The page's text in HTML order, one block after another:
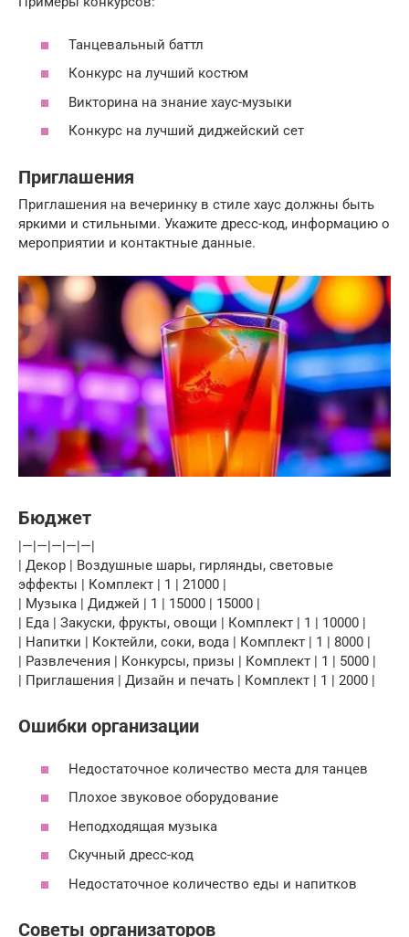
Танцевальный баттл
Конкурс на лучший костюм
Викторина на знание хаус-музыки
Конкурс на лучший диджейский сет
Приглашения
Приглашения на вечеринку в стиле хаус должны быть
яркими и стильными. Укажите дресс-код, информацию о
мероприятии и контактные данные.
Бюджет
|—|—|—|—|—|
| Декор | Воздушные шары, гирлянды, световые
эффекты | Комплект | 1 | 21000 |
| Музыка | Диджей | 1 | 15000 | 15000 |
| Еда | Закуски, фрукты, овощи | Комплект | 1 | 10000 |
| Напитки | Коктейли, соки, вода | Комплект | 1 | 8000 |
| Развлечения | Конкурсы, призы | Комплект | 1 | 5000 |
| Приглашения | Дизайн и печать | Комплект | 1 | 2000 |
Ошибки организации
Недостаточное количество места для танцев
Плохое звуковое оборудование
Неподходящая музыка
Скучный дресс-код
Недостаточное количество еды и напитков
Советы организаторов